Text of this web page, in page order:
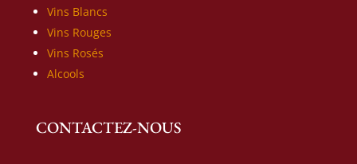
Vins Blancs
Vins Rouges
Vins Rosés
Alcools
CONTACTEZ-NOUS